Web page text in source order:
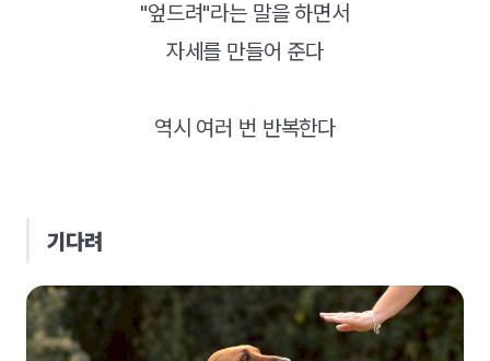
"엎드려"라는 말을 하면서
자세를 만들어 준다
역시 여러 번 반복한다
기다려